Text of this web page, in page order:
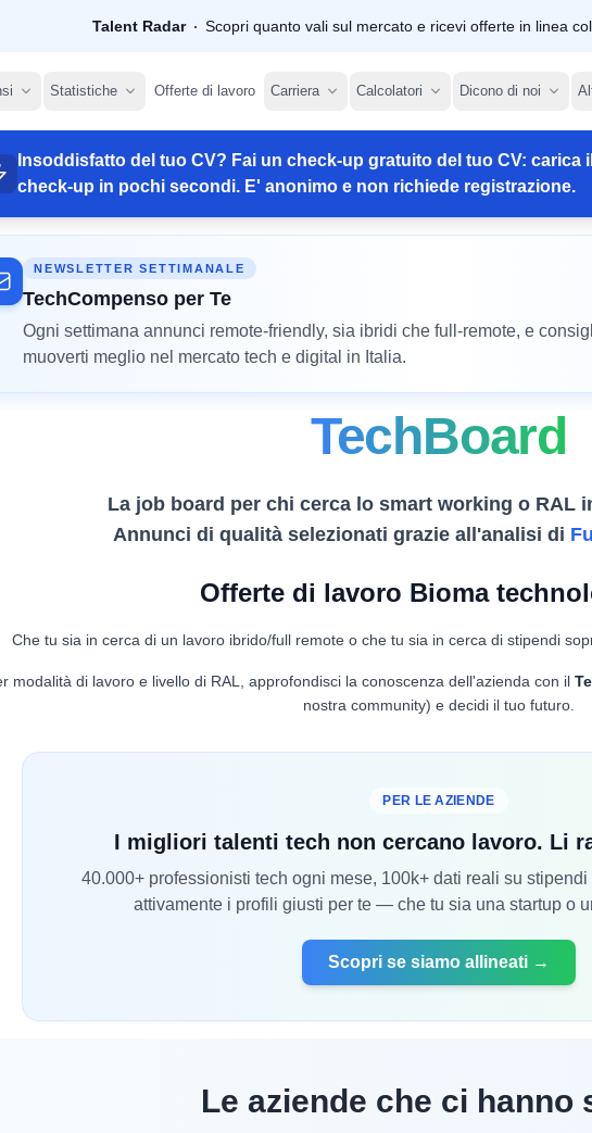
Talent Radar Scopri quanto vali sul mercato e ricevi offerte in linea
Statistiche Offerte di lavoro Carriera Calcolatori Dicono di noi
Insoddisfatto del tuo CV? Fai un check-up gratuito del tuo CV: carica
check-up in pochi secondi. E' anonimo e non richiede registrazione.
NEWSLETTER SETTIMANALE
TechCompenso per Te
Ogni settimana annunci remote-friendly, sia ibridi che full-remote, e
muoverti meglio nel mercato tech e digital in Italia.
TechBoard
La job board per chi cerca lo smart working o RAL
Annunci di qualità selezionati grazie all'analisi di
Offerte di lavoro Bioma
Che tu sia in cerca di un lavoro ibrido/full remote o che tu sia in cerca di stipendi
modalità di lavoro e livello di RAL, approfondisci la conoscenza dell'azienda con il
nostra community) e decidi il tuo futuro.
PER LE AZIENDE
I migliori talenti tech non cercano lavoro. Li
40.000+ professionisti tech ogni mese, 100k+ dati reali su
attivamente i profili giusti per te — che tu sia una startup o
Scopri se siamo allineati →
Le aziende che ci hanno